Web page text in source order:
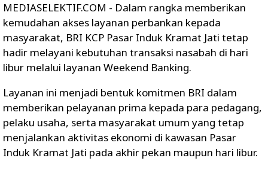
MEDIASELEKTIF.COM - Dalam rangka memberikan
kemudahan akses layanan perbankan kepada
masyarakat, BRI KCP Pasar Induk Kramat Jati tetap
hadir melayani kebutuhan transaksi nasabah di hari
libur melalui layanan Weekend Banking.
Layanan ini menjadi bentuk komitmen BRI dalam
memberikan pelayanan prima kepada para pedagang,
pelaku usaha, serta masyarakat umum yang tetap
menjalankan aktivitas ekonomi di kawasan Pasar
Induk Kramat Jati pada akhir pekan maupun hari libur.